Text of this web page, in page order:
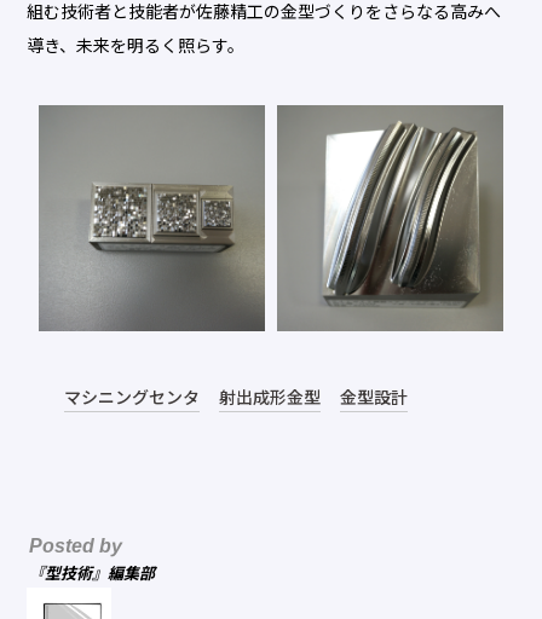
組む技術者と技能者が佐藤精工の金型づくりをさらなる高みへ
導き、未来を明るく照らす。
マシニングセンタ 射出成形金型 金型設計
Posted by
『型技術』編集部